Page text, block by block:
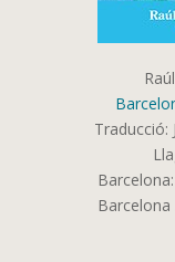
Traducció:
Barcelona:
Barcelona